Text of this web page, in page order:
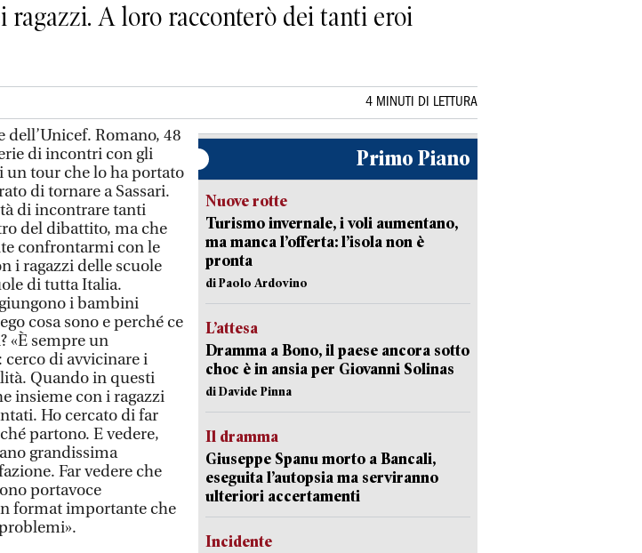
A loro racconterò dei tanti eroi
4 MINUTI DI LETTURA
Romano, 48
di incontri con gli
un tour che lo ha portato
di tornare a Sassari.
di incontrare tanti
del dibattito, ma che
confrontarmi con le
i ragazzi delle scuole
di tutta Italia.
i bambini
cosa sono e perché ce
«È sempre un
cerco di avvicinare i
Quando in questi
insieme con i ragazzi
Ho cercato di far
partono. E vedere,
grandissima
Far vedere che
portavoce
format importante che
Primo Piano
Nuove rotte
Turismo invernale, i voli aumentano,
ma manca l’offerta: l’isola non è
pronta
di Paolo Ardovino
L’attesa
Dramma a Bono, il paese ancora sotto
choc è in ansia per Giovanni Solinas
di Davide Pinna
Il dramma
Giuseppe Spanu morto a Bancali,
eseguita l’autopsia ma serviranno
ulteriori accertamenti
Incidente